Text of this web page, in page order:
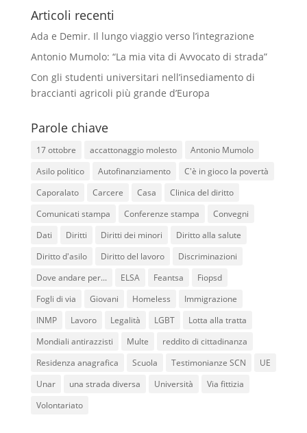
Articoli recenti
Ada e Demir. Il lungo viaggio verso l’integrazione
Antonio Mumolo: “La mia vita di Avvocato di strada”
Con gli studenti universitari nell’insediamento di
braccianti agricoli più grande d’Europa
Parole chiave
17 ottobre accattonaggio molesto
Antonio Mumolo
Asilo politico
Autofinanziamento
C'è in gioco la povertà
Caporalato
Carcere Casa
Clinica del diritto
Comunicati stampa
Conferenze stampa
Convegni
Dati
Diritti Diritti dei minori
Diritto alla salute
Diritto d'asilo
Diritto del lavoro
Discriminazioni
Dove andare per...
ELSA Feantsa
Fiopsd
Fogli di via
Giovani Homeless
Immigrazione
INMP
Lavoro Legalità LGBT
Lotta alla tratta
Mondiali antirazzisti
Multe
reddito di cittadinanza
Residenza anagrafica
Scuola Testimonianze SCN
UE
Unar
una strada diversa Università
Via fittizia
Volontariato